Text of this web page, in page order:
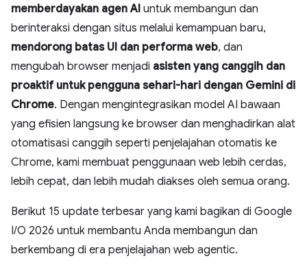
memberdayakan agen AI untuk membangun dan
berinteraksi dengan situs melalui kemampuan baru,
mendorong batas UI dan performa web, dan
mengubah browser menjadi asisten yang canggih dan
proaktif untuk pengguna sehari-hari dengan Gemini di
Chrome. Dengan mengintegrasikan model AI bawaan
yang efisien langsung ke browser dan menghadirkan alat
otomatisasi canggih seperti penjelajahan otomatis ke
Chrome, kami membuat penggunaan web lebih cerdas,
lebih cepat, dan lebih mudah diakses oleh semua orang.
Berikut 15 update terbesar yang kami bagikan di Google
I/O 2026 untuk membantu Anda membangun dan
berkembang di era penjelajahan web agentic.